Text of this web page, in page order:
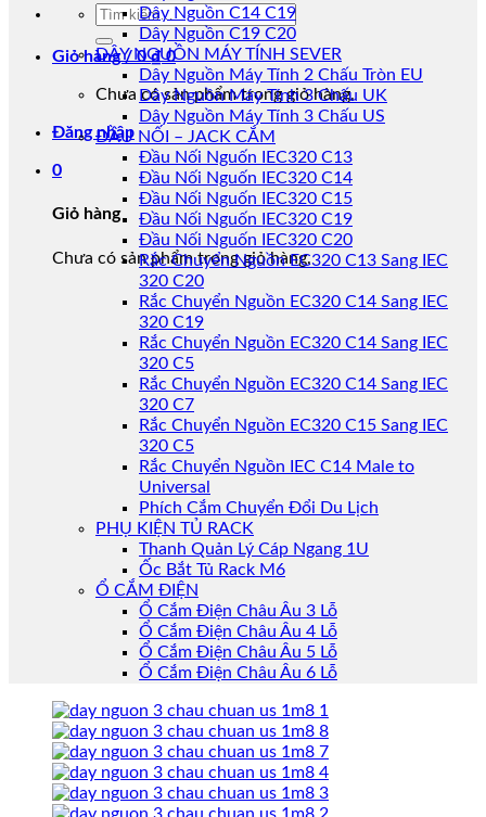
Tìm
kiếm:
Giỏ hàng /0₫ 0
Chưa có sản phẩm trong giỏ hàng.
Đăng nhập
0
Giỏ hàng
Chưa có sản phẩm trong giỏ hàng.
Dây Nguồn C14 C19
Dây Nguồn C19 C20
DÂY NGUỒN MÁY TÍNH SEVER
Dây Nguồn Máy Tính 2 Chấu Tròn EU
Dây Nguồn Máy Tính 3 Chấu UK
Dây Nguồn Máy Tính 3 Chấu US
ĐẦU NỐI – JACK CẮM
Đầu Nối Nguốn IEC320 C13
Đầu Nối Nguốn IEC320 C14
Đầu Nối Nguốn IEC320 C15
Đầu Nối Nguốn IEC320 C19
Đầu Nối Nguốn IEC320 C20
Rắc Chuyển Nguồn EC320 C13 Sang IEC
320 C20
Rắc Chuyển Nguồn EC320 C14 Sang IEC
320 C19
Rắc Chuyển Nguồn EC320 C14 Sang IEC
320 C5
Rắc Chuyển Nguồn EC320 C14 Sang IEC
320 C7
Rắc Chuyển Nguồn EC320 C15 Sang IEC
320 C5
Rắc Chuyển Nguồn IEC C14 Male to
Universal
Phích Cắm Chuyển Đổi Du Lịch
PHỤ KIỆN TỦ RACK
Thanh Quản Lý Cáp Ngang 1U
Ốc Bắt Tủ Rack M6
Ổ CẮM ĐIỆN
Ổ Cắm Điện Châu Âu 3 Lỗ
Ổ Cắm Điện Châu Âu 4 Lỗ
Ổ Cắm Điện Châu Âu 5 Lỗ
Ổ Cắm Điện Châu Âu 6 Lỗ